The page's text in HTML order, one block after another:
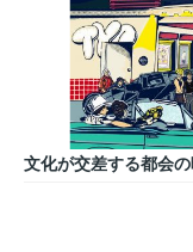
文化が交差する都会の